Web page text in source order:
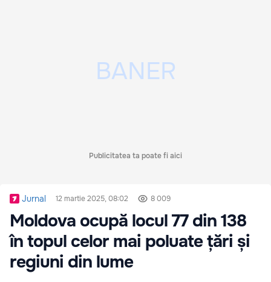
Publicitatea ta poate fi aici
Jurnal 12 martie 2025, 08:02 8 009
Moldova ocupă locul 77 din 138
în topul celor mai poluate țări și
regiuni din lume